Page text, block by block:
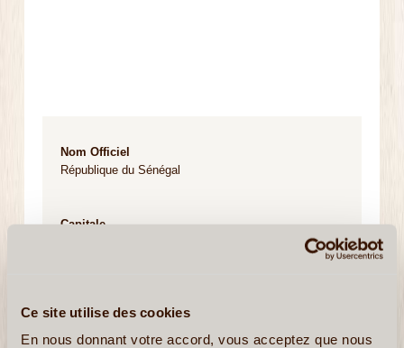
Ce site utilise des cookies
En nous donnant votre accord, vous acceptez que nous
Nom Officiel
République du Sénégal
Capitale
Thiès – Kaolack – Ziguinchor - Saint Louis - Diourbel